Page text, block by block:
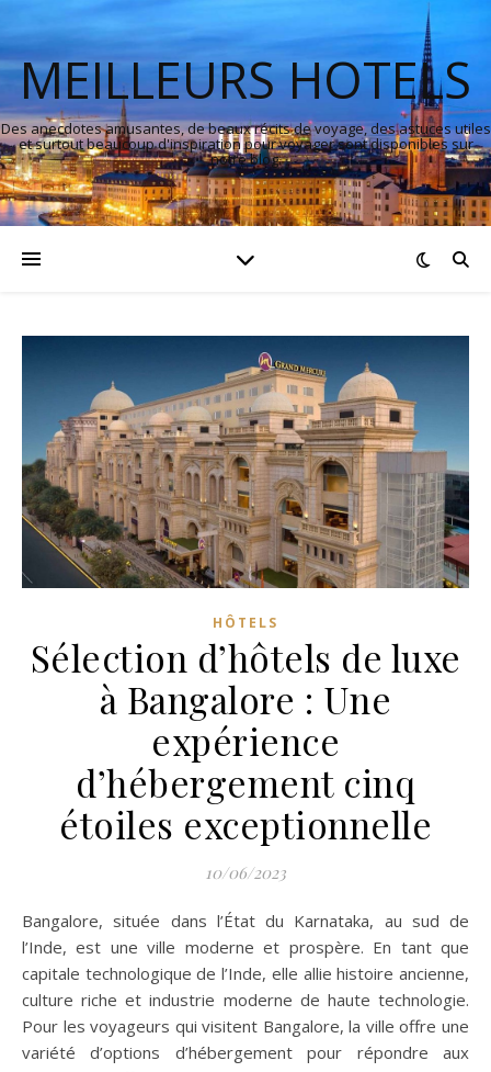
MEILLEURS HOTELS
Des anecdotes amusantes, de beaux récits de voyage, des astuces utiles
et surtout beaucoup d'inspiration pour voyager sont disponibles sur
notre blog.
HÔTELS
Sélection d’hôtels de luxe
à Bangalore : Une
expérience
d’hébergement cinq
étoiles exceptionnelle
10/06/2023
Bangalore, située dans l’État du Karnataka, au sud de
l’Inde, est une ville moderne et prospère. En tant que
capitale technologique de l’Inde, elle allie histoire ancienne,
culture riche et industrie moderne de haute technologie.
Pour les voyageurs qui visitent Bangalore, la ville offre une
variété d’options d’hébergement pour répondre aux